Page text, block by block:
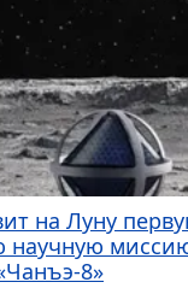
на Луну
научную
8»